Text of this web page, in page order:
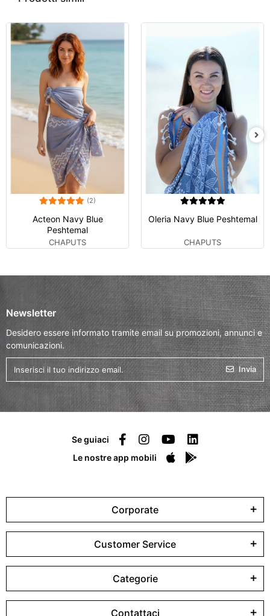
(2)
Acteon Navy Blue
Peshtemal
CHAPUTS
Oleria Navy Blue Peshtemal
CHAPUTS
Newsletter
Desidero essere informato tramite email su promozioni, annunci e
comunicazioni.
Invia
Se guiaci
Le nostre app mobili
Corporate
Customer Service
Categorie
Contattaci